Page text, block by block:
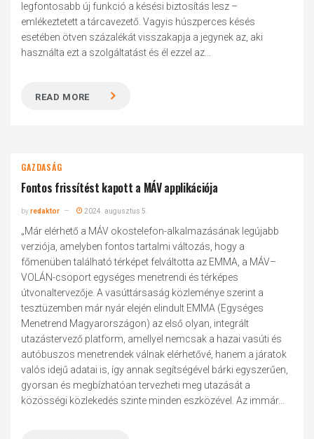
legfontosabb új funkció a késési biztosítás lesz –
emlékeztetett a tárcavezető. Vagyis húszperces késés
esetében ötven százalékát visszakapja a jegynek az, aki
használta ezt a szolgáltatást és él ezzel az...
READ MORE
GAZDASÁG
Fontos frissítést kapott a MÁV applikációja
byredaktor 2024. augusztus 5.
„Már elérhető a MÁV okostelefon-alkalmazásának legújabb
verziója, amelyben fontos tartalmi változás, hogy a
főmenüben található térképet felváltotta az EMMA, a MÁV–
VOLÁN-csoport egységes menetrendi és térképes
útvonaltervezője. A vasúttársaság közleménye szerint a
tesztüzemben már nyár elején elindult EMMA (Egységes
Menetrend Magyarországon) az első olyan, integrált
utazástervező platform, amellyel nemcsak a hazai vasúti és
autóbuszos menetrendek válnak elérhetővé, hanem a járatok
valós idejű adatai is, így annak segítségével bárki egyszerűen,
gyorsan és megbízhatóan tervezheti meg utazását a
közösségi közlekedés szinte minden eszközével. Az immár...